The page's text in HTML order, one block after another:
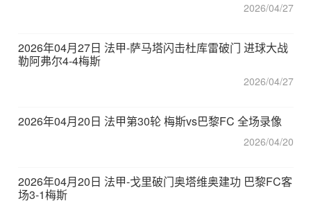
2026/04/27
2026年04月27日 法甲-萨马塔闪击杜库雷破门 进球大战
勒阿弗尔4-4梅斯
2026/04/27
2026年04月20日 法甲第30轮 梅斯vs巴黎FC 全场录像
2026/04/20
2026年04月20日 法甲-戈里破门奥塔维奥建功 巴黎FC客
场3-1梅斯